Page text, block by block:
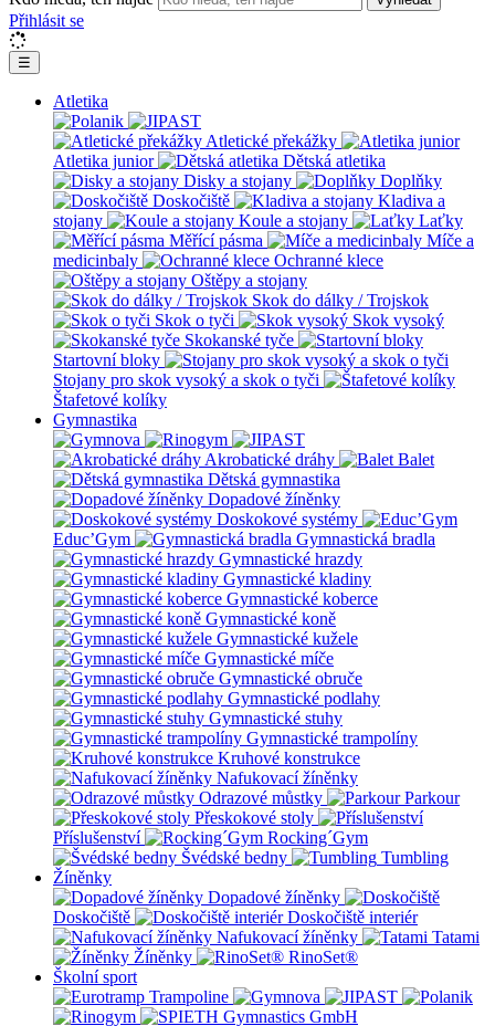
Přihlásit se
☰
Atletika
Atletické překážky
Atletika junior
Dětská atletika
Disky a stojany
Doplňky
Doskočiště
Kladiva a
stojany
Koule a stojany
Laťky
Měřící pásma
Míče a
medicinbaly
Ochranné klece
Oštěpy a stojany
Skok do dálky / Trojskok
Skok o tyči
Skok vysoký
Skokanské tyče
Startovní bloky
Stojany pro skok vysoký a skok o tyči
Štafetové kolíky
Gymnastika
Akrobatické dráhy
Balet
Dětská gymnastika
Dopadové žíněnky
Doskokové systémy
Educ’Gym
Gymnastická bradla
Gymnastické hrazdy
Gymnastické kladiny
Gymnastické koberce
Gymnastické koně
Gymnastické kužele
Gymnastické míče
Gymnastické obruče
Gymnastické podlahy
Gymnastické stuhy
Gymnastické trampolíny
Kruhové konstrukce
Nafukovací žíněnky
Odrazové můstky
Parkour
Přeskokové stoly
Příslušenství
Rocking´Gym
Švédské bedny
Tumbling
Žíněnky
Dopadové žíněnky
Doskočiště
Doskočiště interiér
Nafukovací žíněnky
Tatami
Žíněnky
RinoSet®
Školní sport